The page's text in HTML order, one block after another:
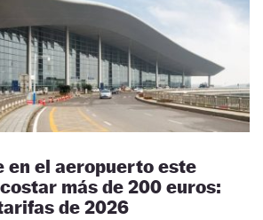
en el aeropuerto este
más de 200 euros:
de 2026